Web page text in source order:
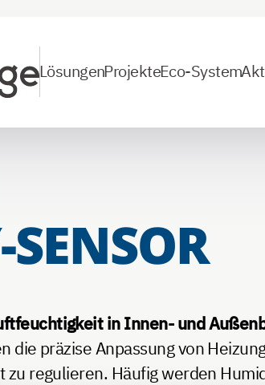
LösungenProjekteEco-System
in Innen- und
die präzise Anpassung von
regulieren. Häufig werden